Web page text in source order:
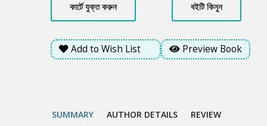
লেখকচক্রের জটিল জগতের পুরানো বাসিন্দা সে, কিন্তু হারিয়ে যেতে থাকে
বিপজ্জনক সব নতুন অনুসন্ধানে। ধীরে ধীরে তার সামনে স্পষ্ট হয় নিষ্ঠুরতার
অবয়ব। তানজীম রহমানের চতুর্থ উপন্যাস ‘অবয়ব’ আপনাকে নিয়ে যাবে আধুনিক
থ্রিলার সাহিত্যের অদেখা পৃথিবীতে।
কার্টে যুক্ত করুন বইটি কিনুন
Add to Wish List Preview Book
SUMMARY AUTHOR DETAILS REVIEW